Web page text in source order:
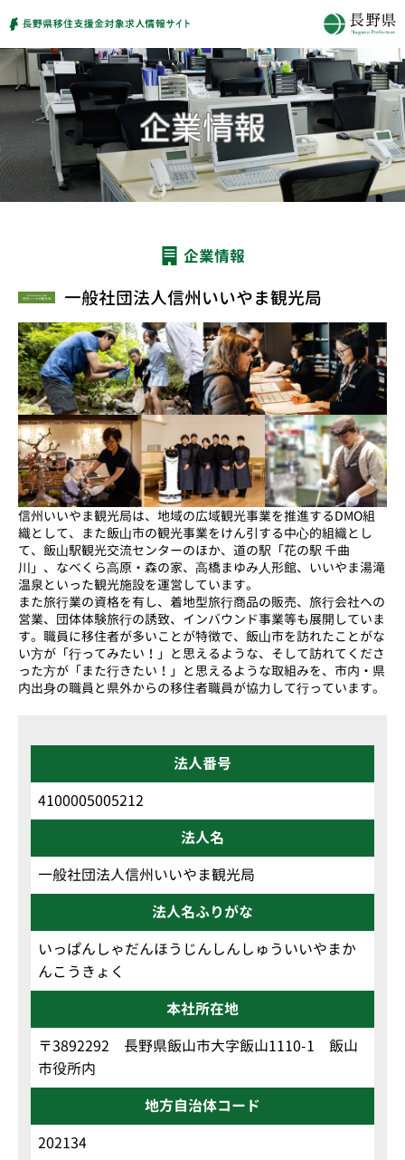
企業情報
一般社団法人信州いいやま観光局
信州いいやま観光局は、地域の広域観光事業を推進するDMO組
織として、また飯⼭市の観光事業をけん引する中⼼的組織とし
て、飯⼭駅観光交流センターのほか、道の駅「花の駅 千曲
川」、なべくら⾼原・森の家、⾼橋まゆみ⼈形館、いいやま湯滝
温泉といった観光施設を運営しています。
また旅⾏業の資格を有し、着地型旅⾏商品の販売、旅⾏会社への
営業、団体体験旅⾏の誘致、インバウンド事業等も展開していま
す。職員に移住者が多いことが特徴で、飯⼭市を訪れたことがな
い⽅が「⾏ってみたい！」と思えるような、そして訪れてくださ
った⽅が「また⾏きたい！」と思えるような取組みを、市内・県
内出⾝の職員と県外からの移住者職員が協⼒して⾏っています。
法人番号
4100005005212
法人名
一般社団法人信州いいやま観光局
法人名ふりがな
いっぱんしゃだんほうじんしんしゅういいやまか
んこうきょく
本社所在地
〒3892292 長野県飯山市大字飯山1110-1 飯山
市役所内
地方自治体コード
202134